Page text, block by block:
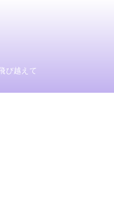
び越えて